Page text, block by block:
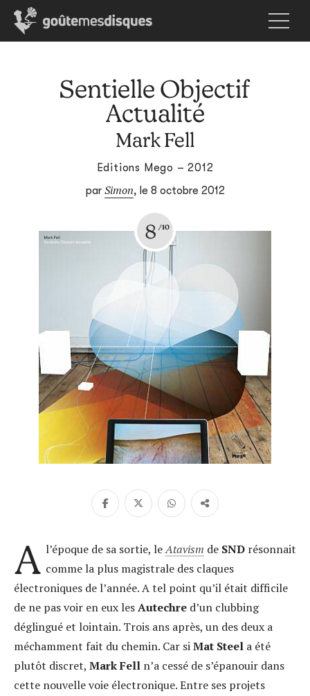
Sentielle Objectif
Actualité
Mark Fell
Editions Mego – 2012
par Simon, le 8 octobre 2012
8
A l’époque de sa sortie, leAtavism de SNDrésonnait
comme la plus magistrale des claques
électroniques de l’année. A tel point qu’il était difficile
de ne pas voir en eux lesAutechre d’un clubbing
déglingué et lointain. Trois ans après, un des deux a
méchamment fait du chemin. Car siMat Steel a été
plutôt discret, Mark Fell n’a cessé de s’épanouir dans
cette nouvelle voie électronique. Entre ses projets